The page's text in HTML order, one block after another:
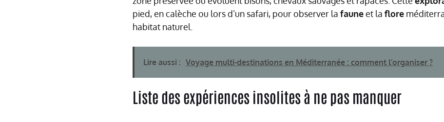
pied, en calèche ou lors d’un safari, pour observer la fauneet la flore
habitat naturel.
Lire aussi : Voyage multi-destinations en Méditerranée : comment l’organiser ?
Liste des expériences insolites à ne pas manquer